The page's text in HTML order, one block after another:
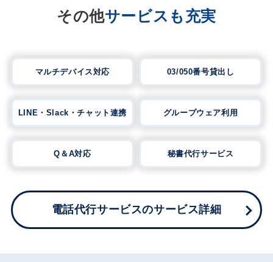
その他サービスも充実
マルチデバイス対応 03/050番号貸出し
LINE・Slack・チャット連携 グループウェア利用
Q＆A対応 秘書代行サービス
電話代行サービスのサービス詳細